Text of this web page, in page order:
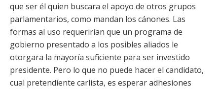
que ser él quien buscara el apoyo de otros grupos
parlamentarios, como mandan los cánones. Las
formas al uso requerirían que un programa de
gobierno presentado a los posibles aliados le
otorgara la mayoría suficiente para ser investido
presidente. Pero lo que no puede hacer el candidato,
cual pretendiente carlista, es esperar adhesiones